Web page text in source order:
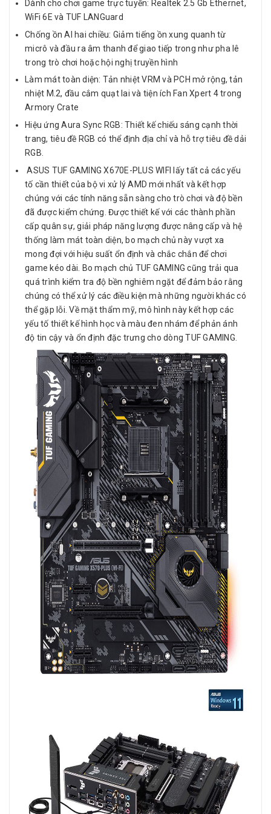
Dành cho chơi game trực tuyến: Realtek 2.5 Gb Ethernet,
WiFi 6E và TUF LANGuard
Chống ồn AI hai chiều: Giảm tiếng ồn xung quanh từ
micrô và đầu ra âm thanh để giao tiếp trong như pha lê
trong trò chơi hoặc hội nghị truyền hình
Làm mát toàn diện: Tản nhiệt VRM và PCH mở rộng, tản
nhiệt M.2, đầu cắm quạt lai và tiện ích Fan Xpert 4 trong
Armory Crate
Hiệu ứng Aura Sync RGB: Thiết kế chiếu sáng cạnh thời
trang, tiêu đề RGB có thể định địa chỉ và hỗ trợ tiêu đề dải
RGB.
ASUS TUF GAMING X670E-PLUS WIFI lấy tất cả các yếu
tố cần thiết của bộ vi xử lý AMD mới nhất và kết hợp
chúng với các tính năng sẵn sàng cho trò chơi và độ bền
đã được kiểm chứng. Được thiết kế với các thành phần
cấp quân sự, giải pháp năng lượng được nâng cấp và hệ
thống làm mát toàn diện, bo mạch chủ này vượt xa
mong đợi với hiệu suất ổn định và chắc chắn để chơi
game kéo dài. Bo mạch chủ TUF GAMING cũng trải qua
quá trình kiểm tra độ bền nghiêm ngặt để đảm bảo rằng
chúng có thể xử lý các điều kiện mà những người khác có
thể gặp lỗi. Về mặt thẩm mỹ, mô hình này kết hợp các
yếu tố thiết kế hình học và màu đen nhám để phản ánh
độ tin cậy và ổn định đặc trưng cho dòng TUF GAMING.